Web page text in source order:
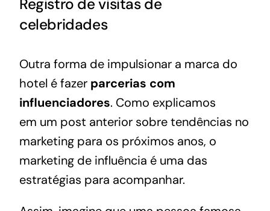
Registro de visitas de
celebridades
Outra forma de impulsionar a marca do
hotel é fazer parcerias com
influenciadores. Como explicamos
em um post anterior sobre tendências no
marketing para os próximos anos, o
marketing de influência é uma das
estratégias para acompanhar.